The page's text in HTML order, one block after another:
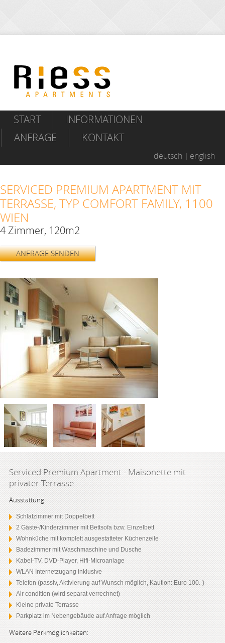
START
INFORMATIONEN
ANFRAGE
KONTAKT
deutsch english
SERVICED PREMIUM APARTMENT MIT
TERRASSE, TYP COMFORT FAMILY, 1100
WIEN
4 Zimmer, 120m2
ANFRAGE SENDEN
Serviced Premium Apartment - Maisonette mit
privater Terrasse
Ausstattung:
Schlafzimmer mit Doppelbett
2 Gäste-/Kinderzimmer mit Bettsofa bzw. Einzelbett
Wohnküche mit komplett ausgestatteter Küchenzeile
Badezimmer mit Waschmaschine und Dusche
Kabel-TV, DVD-Player, Hifi-Microanlage
WLAN Internetzugang inklusive
Telefon (passiv, Aktivierung auf Wunsch möglich, Kaution: Euro 100.-)
Air condition (wird separat verrechnet)
Kleine private Terrasse
Parkplatz im Nebengebäude auf Anfrage möglich
Weitere Parkmöglichkeiten: